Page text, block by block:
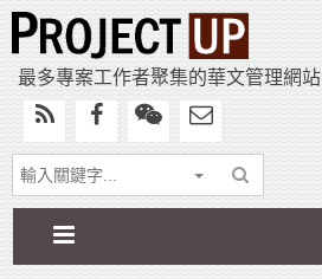
最多專案工作者聚集的華文管理網站